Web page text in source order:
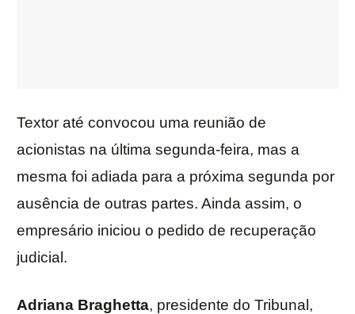
Textor até convocou uma reunião de
acionistas na última segunda-feira, mas a
mesma foi adiada para a próxima segunda por
ausência de outras partes. Ainda assim, o
empresário iniciou o pedido de recuperação
judicial.
Adriana Braghetta, presidente do Tribunal,